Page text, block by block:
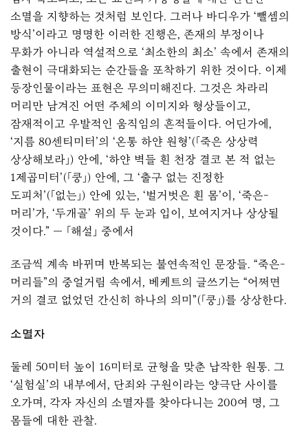
소멸을 지향하는 것처럼 보인다. 그러나 바디우가 ‘뺄셈의
방식’이라고 명명한 이러한 진행은, 존재의 부정이나
무화가 아니라 역설적으로 ‘최소한의 최소’ 속에서 존재의
출현이 극대화되는 순간들을 포착하기 위한 것이다. 이제
등장인물이라는 표현은 무의미해진다. 그것은 차라리
머리만 남겨진 어떤 주체의 이미지와 형상들이고,
잠재적이고 우발적인 움직임의 흔적들이다. 어딘가에,
‘지름 80센티미터’의 ‘온통 하얀 원형’(「죽은 상상력
상상해보라」) 안에, ‘하얀 벽들 흰 천장 결코 본 적 없는
1제곱미터’(「쿵」) 안에, 그 ‘출구 없는 진정한
도피처’(「없는」) 안에 있는, ‘벌거벗은 흰 몸’이, ‘죽은-
머리’가, ‘두개골’ 위의 두 눈과 입이, 보여지거나 상상될
것이다.” — 「해설」 중에서
조금씩 계속 바뀌며 반복되는 불연속적인 문장들. “죽은-
머리들”의 중얼거림 속에서, 베케트의 글쓰기는 “어쩌면
거의 결코 없었던 간신히 하나의 의미”(「쿵」)를 상상한다.
소멸자
둘레 50미터 높이 16미터로 균형을 맞춘 납작한 원통. 그
‘실험실’의 내부에서, 단죄와 구원이라는 양극단 사이를
오가며, 각자 자신의 소멸자를 찾아다니는 200여 명, 그
몸들에 대한 관찰.